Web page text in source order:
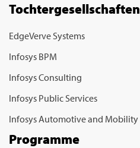
Tochtergesellschaften
EdgeVerve Systems
Infosys BPM
Infosys Consulting
Infosys Public Services
Infosys Automotive and Mobility
Programme